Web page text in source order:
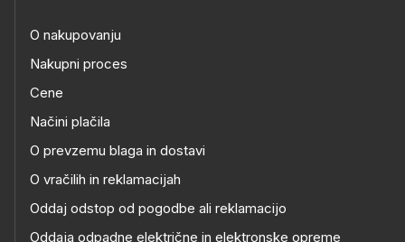
O nakupovanju
Nakupni proces
Cene
Načini plačila
O prevzemu blaga in dostavi
O vračilih in reklamacijah
Oddaj odstop od pogodbe ali reklamacijo
Oddaja odpadne električne in elektronske opreme